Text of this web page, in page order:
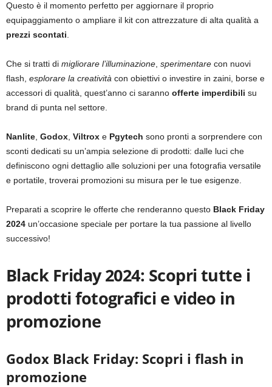
Questo è il momento perfetto per aggiornare il proprio
equipaggiamento o ampliare il kit con attrezzature di alta qualità a
prezzi scontati.
Che si tratti di migliorare l’illuminazione, sperimentare con nuovi
flash, esplorare la creatività con obiettivi o investire in zaini, borse e
accessori di qualità, quest’anno ci saranno offerte imperdibili su
brand di punta nel settore.
Nanlite, Godox, Viltrox e Pgytech sono pronti a sorprendere con
sconti dedicati su un’ampia selezione di prodotti: dalle luci che
definiscono ogni dettaglio alle soluzioni per una fotografia versatile
e portatile, troverai promozioni su misura per le tue esigenze.
Preparati a scoprire le offerte che renderanno questo Black Friday
2024 un’occasione speciale per portare la tua passione al livello
successivo!
Black Friday 2024: Scopri tutte i
prodotti fotografici e video in
promozione
Godox Black Friday: Scopri i flash in
promozione